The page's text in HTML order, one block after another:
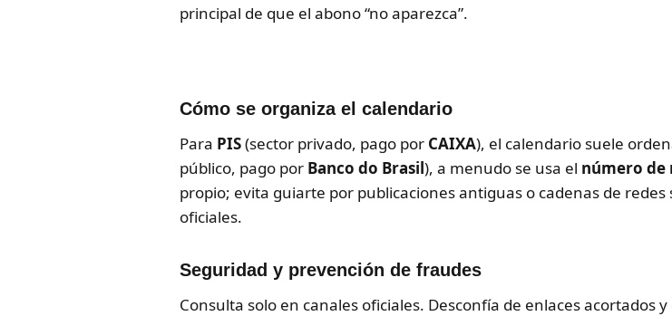
principal de que el abono “no aparezca”.
Cómo se organiza el calendario
Para PIS(sector privado, pago por CAIXA), el calendario suele
público, pago por Banco do Brasil), a menudo se usa el número de
propio; evita guiarte por publicaciones antiguas o cadenas de
oficiales.
Seguridad y prevención de fraudes
Consulta solo en canales oficiales. Desconfía de enlaces acortados